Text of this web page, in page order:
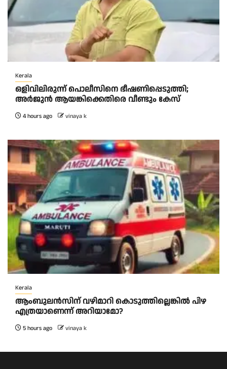
Kerala
ഒളിവിലിരുന്ന് പൊലീസിനെ ഭീഷണിപ്പെടുത്തി;
അർജുൻ ആയങ്കിക്കെതിരെ വീണ്ടും കേസ്
4 hours ago vinaya k
Kerala
ആംബുലന്‍സിന് വഴിമാറി കൊടുത്തില്ലെങ്കില്‍ പിഴ
എത്രയാണെന്ന് അറിയാമോ?
5 hours ago vinaya k